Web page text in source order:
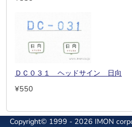
ＤＣ０３１ ヘッドサイン 日向
¥550
Copyright© 1999 - 2026 IMON